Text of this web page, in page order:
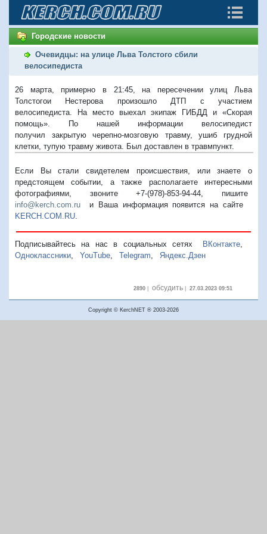
Городские новости
Очевидцы: на улице Льва Толстого сбили
велосипедиста
26 марта, примерно в 21:45, на пересечении улиц Льва
Толстогои Нестерова произошло ДТП с участием
велосипедиста. На место выехал экипаж ГИБДД и «Скорая
помощь». По нашей информации велосипедист
получил закрытую черепно-мозговую травму, ушиб грудной
клетки, тупую травму живота. Был доставлен в травмпункт.
Если Вы стали свидетелем происшествия, или знаете о
предстоящем событии, а также располагаете интересными
фотографиями, звоните +7-(978)-853-94-44, пишите
info@kerch.com.ru и Ваша информация появится на сайте
KERCH.COM.RU
Подписывайтесь на нас в социальных сетях ВКонтакте,
Одноклассники
YouTube Telegram Яндекс.Дзен
2890| обсудить| 27.03.2023 09:51
Copyright © KerchNET ® 2003-2026